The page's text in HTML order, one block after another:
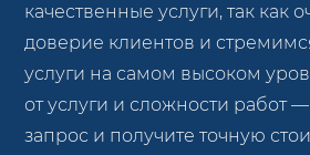
качественные услуги, так как
доверие клиентов и
услуги на самом высоком
от услуги и сложности работ —
запрос и получите точную